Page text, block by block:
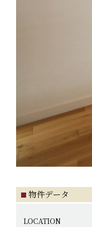
物件データ
LOCATION